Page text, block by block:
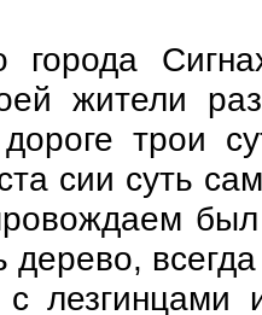
жители
трои
сии суть
дерево,
с